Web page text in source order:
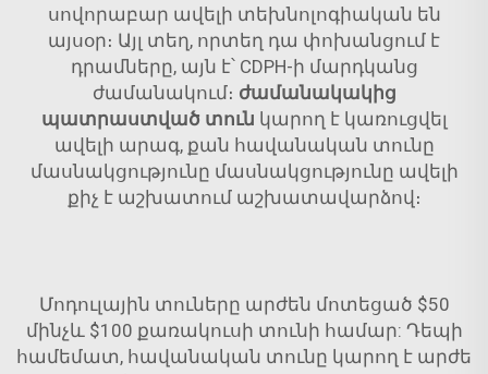
սովորաբար ավելի տեխնոլոգիական են
այսօր։ Այլ տեղ, որտեղ դա փոխանցում է
դրամները, այն է՝ CDPH-ի մարդկանց
ժամանակում։ ժամանակակից
պատրաստված տուն կարող է կառուցվել
ավելի արագ, քան հավանական տունը
մասնակցությունը մասնակցությունը ավելի
քիչ է աշխատում աշխատավարձով։
Մոդուլային տուները արժեն մոտեցած $50
մինչև $100 քառակուսի տունի համար: Դեպի
համեմատ, հավանական տունը կարող է արժե